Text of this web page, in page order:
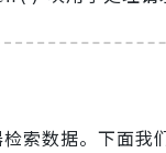
索数据。下面